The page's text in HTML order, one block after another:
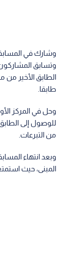
طابقا.
من التبرعات.
المبنى، حيث